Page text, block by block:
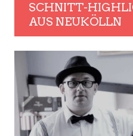
SCHNITT-
AUS NEUKÖLLN